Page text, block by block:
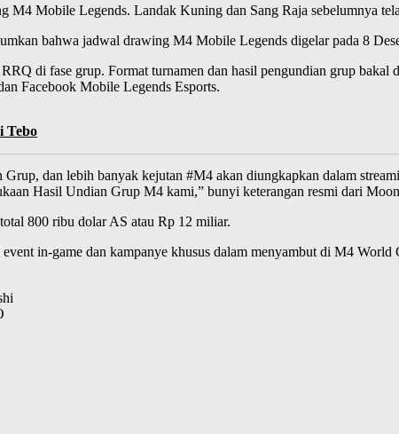
Mobile Legends. Landak Kuning dan Sang Raja sebelumnya
bahwa jadwal drawing M4 Mobile Legends digelar pada 8
di fase grup. Format turnamen dan hasil pengundian grup
Facebook Mobile Legends Esports.
Tebo
dan lebih banyak kejutan #M4 akan diungkapkan dalam
Hasil Undian Grup M4 kami,” bunyi keterangan resmi dari
800 ribu dolar AS atau Rp 12 miliar.
in-game dan kampanye khusus dalam menyambut di M4